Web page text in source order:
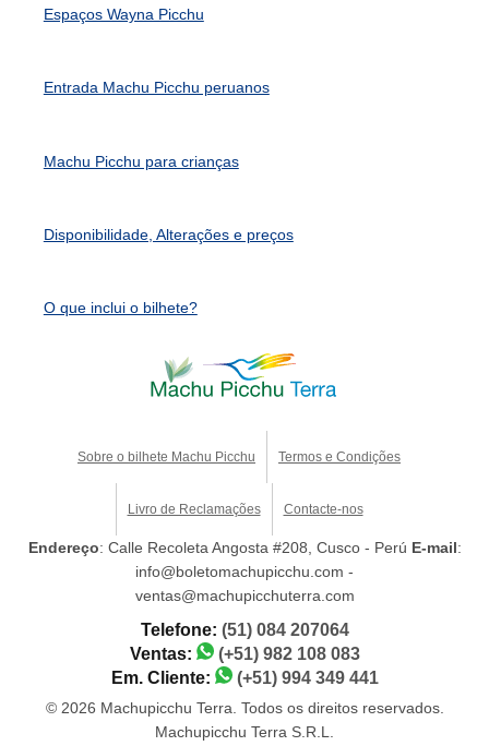
Espaços Wayna Picchu
Entrada Machu Picchu peruanos
Machu Picchu para crianças
Disponibilidade, Alterações e preços
O que inclui o bilhete?
Sobre o bilhete Machu Picchu Termos e Condições
Livro de Reclamações Contacte-nos
Endereço: Calle Recoleta Angosta #208, Cusco - Perú E-mail:
info@boletomachupicchu.com -
ventas@machupicchuterra.com
Telefone: (51) 084 207064
Ventas:
(+51) 982 108 083
Em. Cliente:
(+51) 994 349 441
© 2026 Machupicchu Terra. Todos os direitos reservados.
Machupicchu Terra S.R.L.